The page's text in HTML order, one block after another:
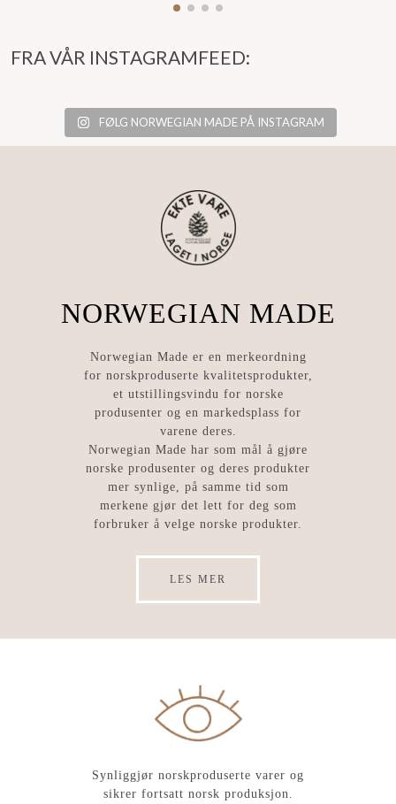
FRA VÅR INSTAGRAMFEED:
FØLG NORWEGIAN MADE PÅ INSTAGRAM
NORWEGIAN MADE
Norwegian Made er en merkeordning
for norskproduserte kvalitetsprodukter,
et utstillingsvindu for norske
produsenter og en markedsplass for
varene deres.
Norwegian Made har som mål å gjøre
norske produsenter og deres produkter
mer synlige, på samme tid som
merkene gjør det lett for deg som
forbruker å velge norske produkter.
LES MER
Synliggjør norskproduserte varer og
sikrer fortsatt norsk produksjon.